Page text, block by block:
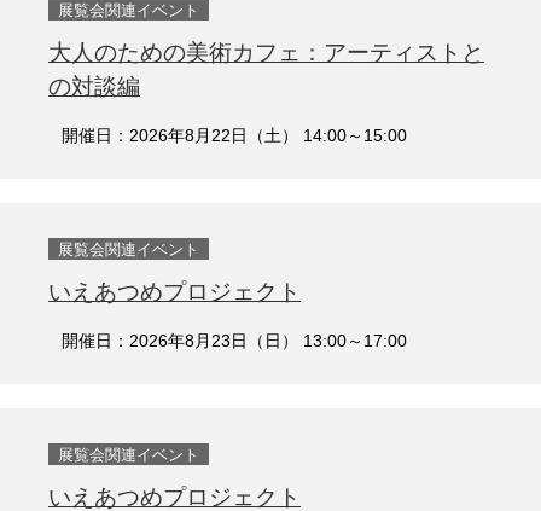
展覧会関連イベント
大人のための美術カフェ：アーティストと
の対談編
開催日：2026年8月22日（土） 14:00～15:00
展覧会関連イベント
いえあつめプロジェクト
開催日：2026年8月23日（日） 13:00～17:00
展覧会関連イベント
いえあつめプロジェクト